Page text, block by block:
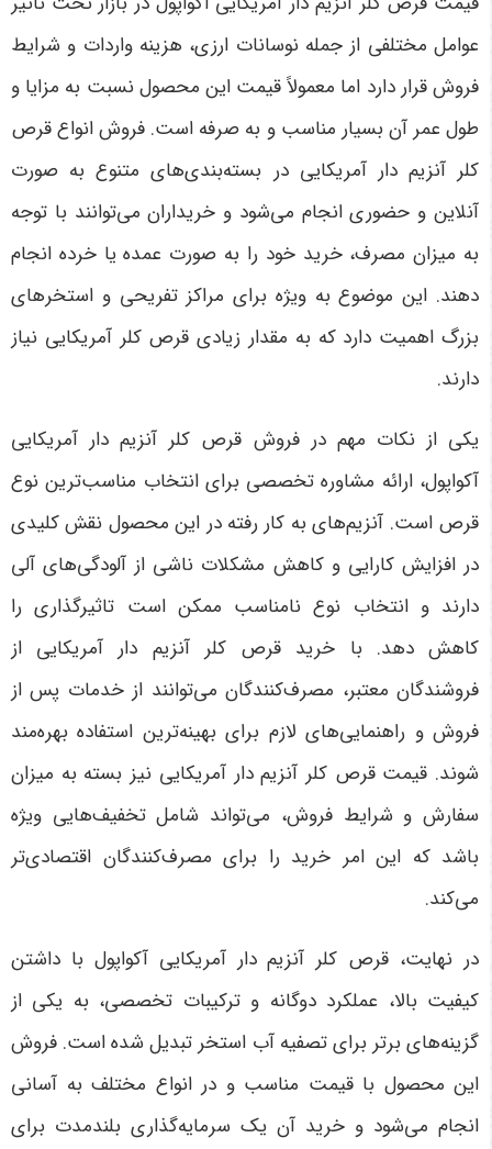
عوامل مختلفی از جمله نوسانات ارزی، هزینه واردات و شرایط
فروش قرار دارد اما معمولاً قیمت این محصول نسبت به مزایا و
طول عمر آن بسیار مناسب و به صرفه است. فروش انواع قرص
کلر آنزیم دار آمریکایی در بسته‌بندی‌های متنوع به صورت
آنلاین و حضوری انجام می‌شود و خریداران می‌توانند با توجه
به میزان مصرف، خرید خود را به صورت عمده یا خرده انجام
دهند. این موضوع به ویژه برای مراکز تفریحی و استخرهای
بزرگ اهمیت دارد که به مقدار زیادی قرص کلر آمریکایی نیاز
دارند.
یکی از نکات مهم در فروش قرص کلر آنزیم دار آمریکایی
آکواپول، ارائه مشاوره تخصصی برای انتخاب مناسب‌ترین نوع
قرص است. آنزیم‌های به کار رفته در این محصول نقش کلیدی
در افزایش کارایی و کاهش مشکلات ناشی از آلودگی‌های آلی
دارند و انتخاب نوع نامناسب ممکن است تاثیرگذاری را
کاهش دهد. با خرید قرص کلر آنزیم دار آمریکایی از
فروشندگان معتبر، مصرف‌کنندگان می‌توانند از خدمات پس از
فروش و راهنمایی‌های لازم برای بهینه‌ترین استفاده بهره‌مند
شوند. قیمت قرص کلر آنزیم دار آمریکایی نیز بسته به میزان
سفارش و شرایط فروش، می‌تواند شامل تخفیف‌هایی ویژه
باشد که این امر خرید را برای مصرف‌کنندگان اقتصادی‌تر
می‌کند.
در نهایت، قرص کلر آنزیم دار آمریکایی آکواپول با داشتن
کیفیت بالا، عملکرد دوگانه و ترکیبات تخصصی، به یکی از
گزینه‌های برتر برای تصفیه آب استخر تبدیل شده است. فروش
این محصول با قیمت مناسب و در انواع مختلف به آسانی
انجام می‌شود و خرید آن یک سرمایه‌گذاری بلندمدت برای